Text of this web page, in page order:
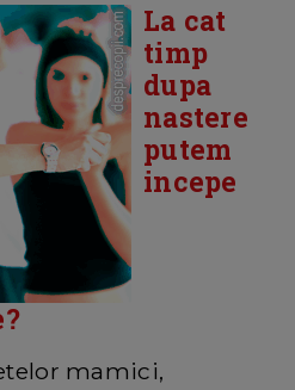
La cat
timp
dupa
nastere
putem
incepe
mamici,